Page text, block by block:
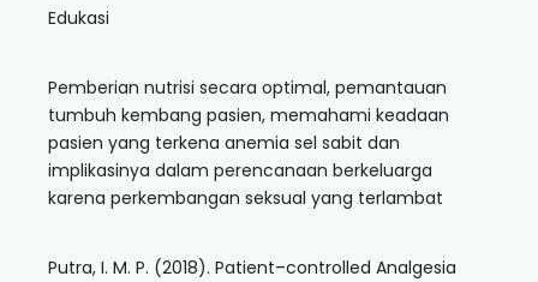
Edukasi
Pemberian nutrisi secara optimal, pemantauan
tumbuh kembang pasien, memahami keadaan
pasien yang terkena anemia sel sabit dan
implikasinya dalam perencanaan berkeluarga
karena perkembangan seksual yang terlambat
Putra, I. M. P. (2018). Patient–controlled Analgesia